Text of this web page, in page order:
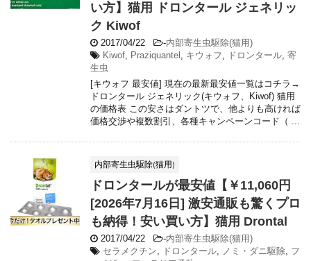
い方】猫用 ドロンタール ジェネリッ
ク Kiwof
2017/04/22 -内部寄生虫駆除(猫用)
Kiwof, Praziquantel , キウォフ, ドロンタール, 寄
生虫
[キウォフ 最安値] 現在の最新最安値一覧はコチラ→
ドロンタール ジェネリック(キウォフ、Kiwof) 猫用
の価格表 この安さはダントツで、他よりも高ければ
価格交渉や複数割引、各種キャンペーンコード（ ...
内部寄生虫駆除(猫用)
ドロンタールが最安値【￥11,060円
[2026年7月16日] 激安通販も驚くプロ
も納得！安い買い方】猫用 Drontal
2017/04/22 -内部寄生虫駆除(猫用)
セラメクチン, ドロンタール, ノミ・ダニ駆除, フ